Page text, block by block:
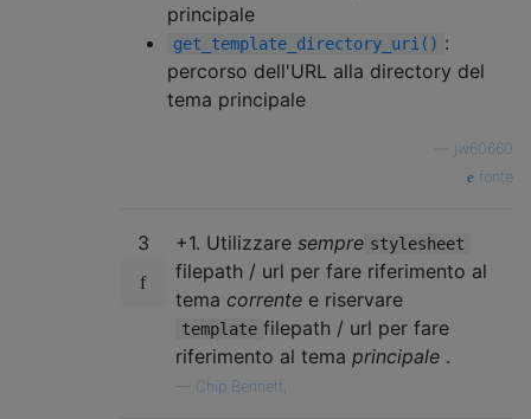
principale
get_template_directory_uri() :
percorso dell'URL alla directory del
tema principale
jw60660
fonte
3 +1. Utilizzare sempre stylesheet
filepath / url per fare riferimento al
tema corrente e riservare
template filepath / url per fare
riferimento al tema principale .
Chip Bennett,